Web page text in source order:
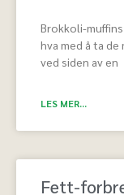
Brokkoli-
hva med å ta
ved siden av en
LES MER...
Fett-